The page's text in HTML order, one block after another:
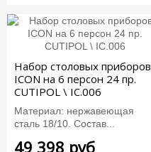
Набор столовых приборов
ICON на 6 персон 24 пр.
CUTIPOL \ IC.006
Материал: нержавеющая
сталь 18/10. Состав...
49 398 руб